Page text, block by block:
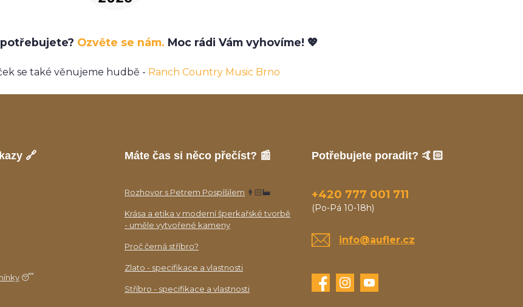
Ozvěte se nám. Moc rádi Vám vyhovíme! 💖
se také věnujeme hudbě - Ranch Country Music Brno
🔗
😴
Máte čas si něco přečíst? 📰
Rozhovor s Petrem Pospíšilem 👨🏻‍🏭
Krása a etika v moderní šperkařské tvorbě
- uměle vytvořené kameny
Proč černá stříbro?
Zlato - specifikace a vlastnosti
Stříbro - specifikace a vlastnosti
Potřebujete poradit? 🤙🏻
+420 777 001 711
(Po-Pá 10-18h)
info@aufler.cz